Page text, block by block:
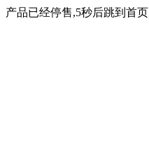
产品已经停售,5秒后跳到首页